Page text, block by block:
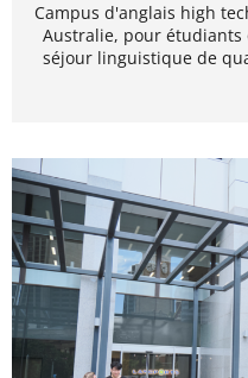
Campus d'anglais high
Australie, pour étudiants
séjour linguistique de